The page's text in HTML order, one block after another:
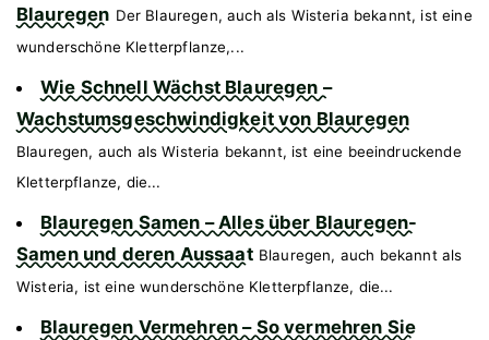
Blauregen Der Blauregen, auch als Wisteria bekannt, ist eine
wunderschöne Kletterpflanze,...
Wie Schnell Wächst Blauregen –
Wachstumsgeschwindigkeit von Blauregen
Blauregen, auch als Wisteria bekannt, ist eine beeindruckende
Kletterpflanze, die...
Blauregen Samen – Alles über Blauregen-
Samen und deren Aussaat Blauregen, auch bekannt als
Wisteria, ist eine wunderschöne Kletterpflanze, die...
Blauregen Vermehren – So vermehren Sie